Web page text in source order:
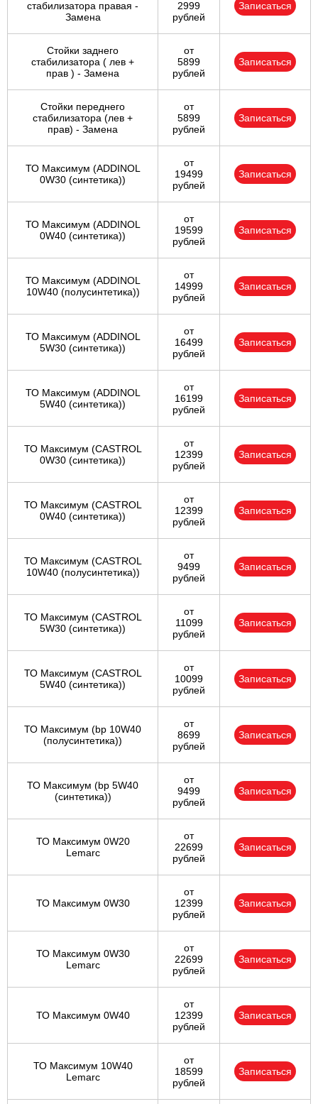
стабилизатора правая -
Замена
2999
рублей
Записаться
Стойки заднего
стабилизатора ( лев +
прав ) - Замена
от
5899
рублей
Записаться
Стойки переднего
стабилизатора (лев +
прав) - Замена
от
5899
рублей
Записаться
ТО Максимум (ADDINOL
0W30 (синтетика))
от
19499
рублей
Записаться
ТО Максимум (ADDINOL
0W40 (синтетика))
от
19599
рублей
Записаться
ТО Максимум (ADDINOL
10W40 (полусинтетика))
от
14999
рублей
Записаться
ТО Максимум (ADDINOL
5W30 (синтетика))
от
16499
рублей
Записаться
ТО Максимум (ADDINOL
5W40 (синтетика))
от
16199
рублей
Записаться
ТО Максимум (CASTROL
0W30 (синтетика))
от
12399
рублей
Записаться
ТО Максимум (CASTROL
0W40 (синтетика))
от
12399
рублей
Записаться
ТО Максимум (CASTROL
10W40 (полусинтетика))
от
9499
рублей
Записаться
ТО Максимум (CASTROL
5W30 (синтетика))
от
11099
рублей
Записаться
ТО Максимум (CASTROL
5W40 (синтетика))
от
10099
рублей
Записаться
ТО Максимум (bp 10W40
(полусинтетика))
от
8699
рублей
Записаться
ТО Максимум (bp 5W40
(синтетика))
от
9499
рублей
Записаться
ТО Максимум 0W20
Lemarc
от
22699
рублей
Записаться
ТО Максимум 0W30
от
12399
рублей
Записаться
ТО Максимум 0W30
Lemarc
от
22699
рублей
Записаться
ТО Максимум 0W40
от
12399
рублей
Записаться
ТО Максимум 10W40
Lemarc
от
18599
рублей
Записаться